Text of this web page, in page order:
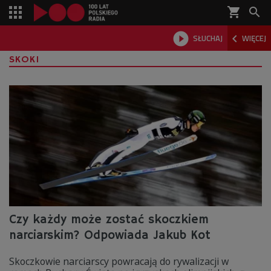
shopping_cart 
 SŁUCHAJ  WIĘCEJ

SKOKI
Czy każdy może zostać skoczkiem
narciarskim? Odpowiada Jakub Kot
Skoczkowie narciarscy powracają do rywalizacji w